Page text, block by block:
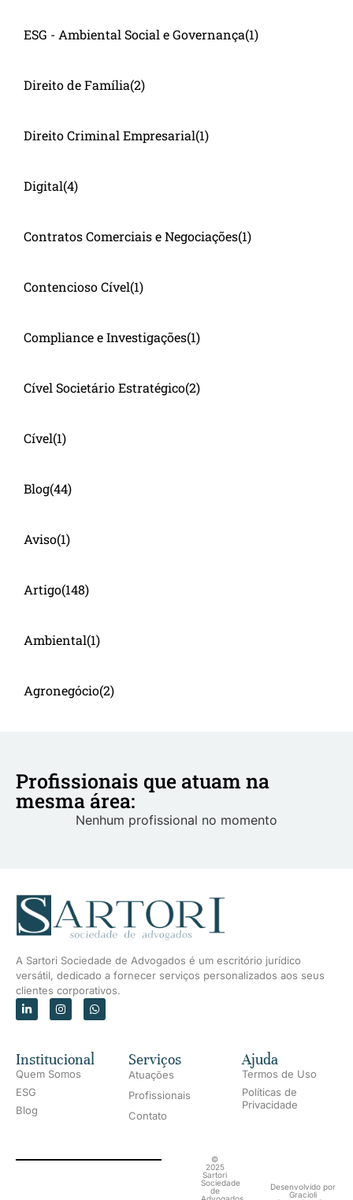
ESG - Ambiental Social e Governança(1)
Direito de Família(2)
Direito Criminal Empresarial(1)
Digital(4)
Contratos Comerciais e Negociações(1)
Contencioso Cível(1)
Compliance e Investigações(1)
Cível Societário Estratégico(2)
Cível(1)
Blog(44)
Aviso(1)
Artigo(148)
Ambiental(1)
Agronegócio(2)
Profissionais que atuam na
mesma área:
Nenhum profissional no momento
A Sartori Sociedade de Advogados é um escritório jurídico
versátil, dedicado a fornecer serviços personalizados aos seus
clientes corporativos.
Institucional
Quem Somos
ESG
Blog
Serviços
Atuações
Profissionais
Contato
Ajuda
Termos de Uso
Políticas de
Privacidade
©
2025
Sartori
Sociedade
de
Desenvolvido por
Gracioli